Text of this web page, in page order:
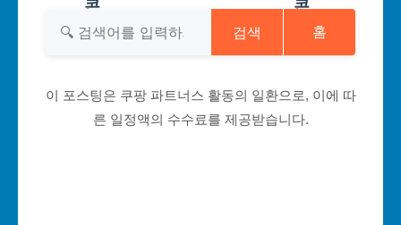
검색 홈
이 포스팅은 쿠팡 파트너스 활동의 일환으로, 이에 따
른 일정액의 수수료를 제공받습니다.